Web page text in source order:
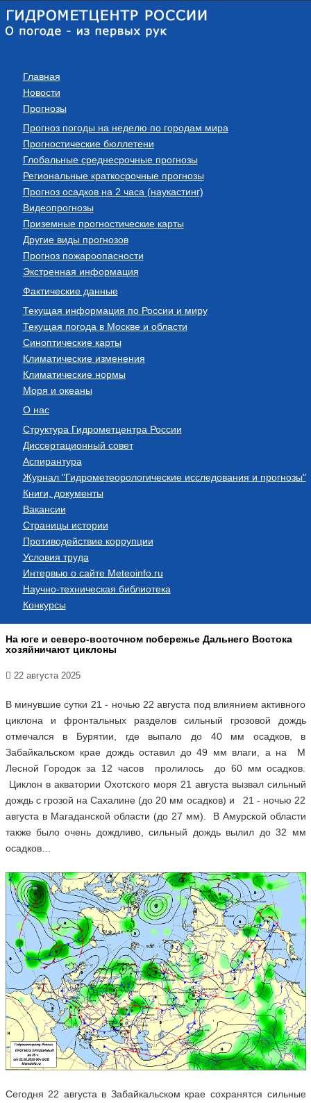
Главная
Новости
Прогнозы
Прогноз погоды на неделю по городам мира
Прогностические бюллетени
Глобальные среднесрочные прогнозы
Региональные краткосрочные прогнозы
Прогноз осадков на 2 часа (наукастинг)
Видеопрогнозы
Приземные прогностические карты
Другие виды прогнозов
Прогноз пожароопасности
Экстренная информация
Фактические данные
Текущая информация по России и миру
Текущая погода в Москве и области
Синоптические карты
Климатические изменения
Климатические нормы
Моря и океаны
О нас
Структура Гидрометцентра России
Диссертационный совет
Аспирантура
Журнал "Гидрометеорологические исследования и прогнозы"
Книги, документы
Вакансии
Страницы истории
Противодействие коррупции
Условия труда
Интервью о сайте Meteoinfo.ru
Научно-техническая библиотека
Конкурсы
На юге и северо-восточном побережье Дальнего Востока
хозяйничают циклоны
22 августа 2025
В минувшие сутки 21 - ночью 22 августа под влиянием активного
циклона и фронтальных разделов сильный грозовой дождь
отмечался в Бурятии, где выпало до 40 мм осадков, в
Забайкальском крае дождь оставил до 49 мм влаги, а на М
Лесной Городок за 12 часов пролилось до 60 мм осадков.
Циклон в акватории Охотского моря 21 августа вызвал сильный
дождь с грозой на Сахалине (до 20 мм осадков) и 21 - ночью 22
августа в Магаданской области (до 27 мм). В Амурской области
также было очень дождливо, сильный дождь вылил до 32 мм
осадков…
Сегодня 22 августа в Забайкальском крае сохранятся сильные